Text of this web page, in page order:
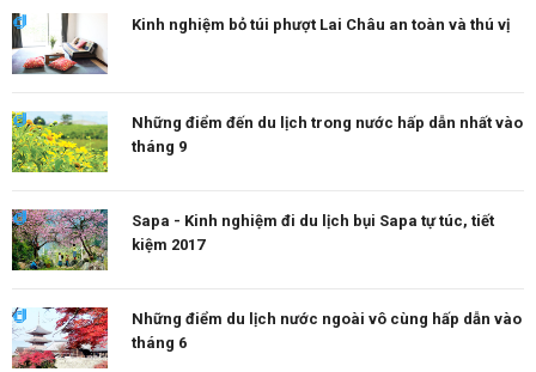
Kinh nghiệm bỏ túi phượt Lai Châu an toàn và thú vị
Những điểm đến du lịch trong nước hấp dẫn nhất vào
tháng 9
Sapa - Kinh nghiệm đi du lịch bụi Sapa tự túc, tiết
kiệm 2017
Những điểm du lịch nước ngoài vô cùng hấp dẫn vào
tháng 6